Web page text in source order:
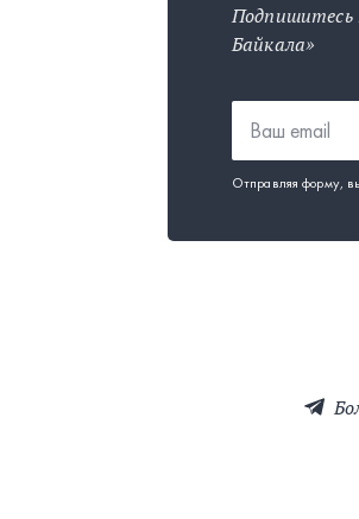
Подпишитесь
Байкала»
Отправляя форму,